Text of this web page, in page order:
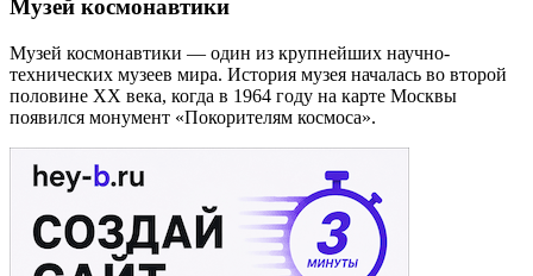
Музей космонавтики
Музей космонавтики — один из крупнейших научно-
технических музеев мира. История музея началась во второй
половине XX века, когда в 1964 году на карте Москвы
появился монумент «Покорителям космоса».